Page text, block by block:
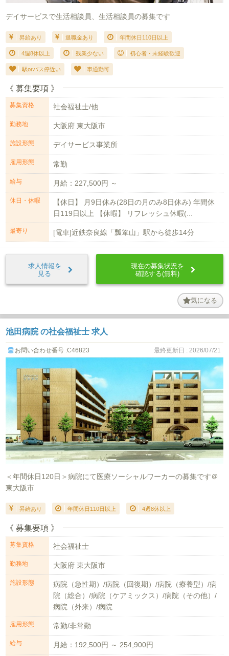
デイサービスで生活相談員、生活相談員の募集です
昇給あり 退職金あり 年間休日110日以上
4週8休以上 残業少ない 初心者・未経験歓迎
駅orバス停近い 車通勤可
《 募集要項 》
募集資格 社会福祉士/他
勤務地 大阪府 東大阪市
施設形態 デイサービス事業所
雇用形態 常勤
給与 月給：227,500円 ～
休日・休暇
【休日】 月9日休み(28日の月のみ8日休み) 年間休
日119日以上 【休暇】 リフレッシュ休暇(...
最寄り [電車]近鉄奈良線「瓢箪山」駅から徒歩14分
求人情報を
見る
現在の募集状況を
確認する(無料)
気になる
池田病院 の社会福祉士 求人
お問い合わせ番号 :C46823 最終更新日 : 2026/07/21
＜年間休日120日＞病院にて医療ソーシャルワーカーの募集です＠
東大阪市
昇給あり 年間休日110日以上 4週8休以上
《 募集要項 》
募集資格 社会福祉士
勤務地 大阪府 東大阪市
施設形態
病院（急性期）/病院（回復期）/病院（療養型）/病
院（総合）/病院（ケアミックス）/病院（その他）/
病院（外来）/病院
雇用形態 常勤/非常勤
給与 月給：192,500円 ～ 254,900円